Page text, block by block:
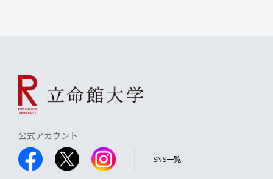
公式アカウント
SNS一覧